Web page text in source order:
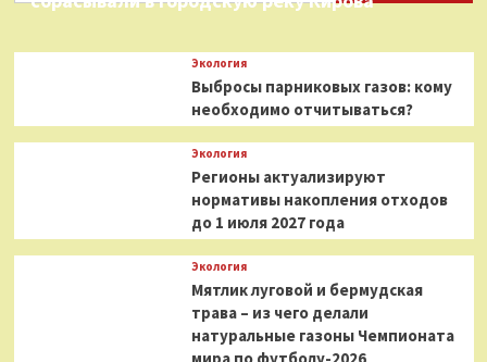
Экология
Выбросы парниковых газов: кому
необходимо отчитываться?
Экология
Регионы актуализируют
нормативы накопления отходов
до 1 июля 2027 года
Экология
Мятлик луговой и бермудская
трава – из чего делали
натуральные газоны Чемпионата